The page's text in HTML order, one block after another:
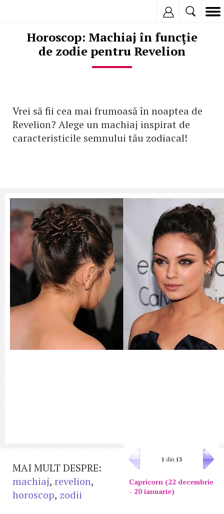
Horoscop: Machiaj în funcţie
de zodie pentru Revelion
Vrei să fii cea mai frumoasă în noaptea de
Revelion? Alege un machiaj inspirat de
caracteristicile semnului tău zodiacal!
1 din 13
Capricorn (22 decembrie
- 20 ianuarie)
MAI MULT DESPRE:
machiaj, revelion,
horoscop, zodii